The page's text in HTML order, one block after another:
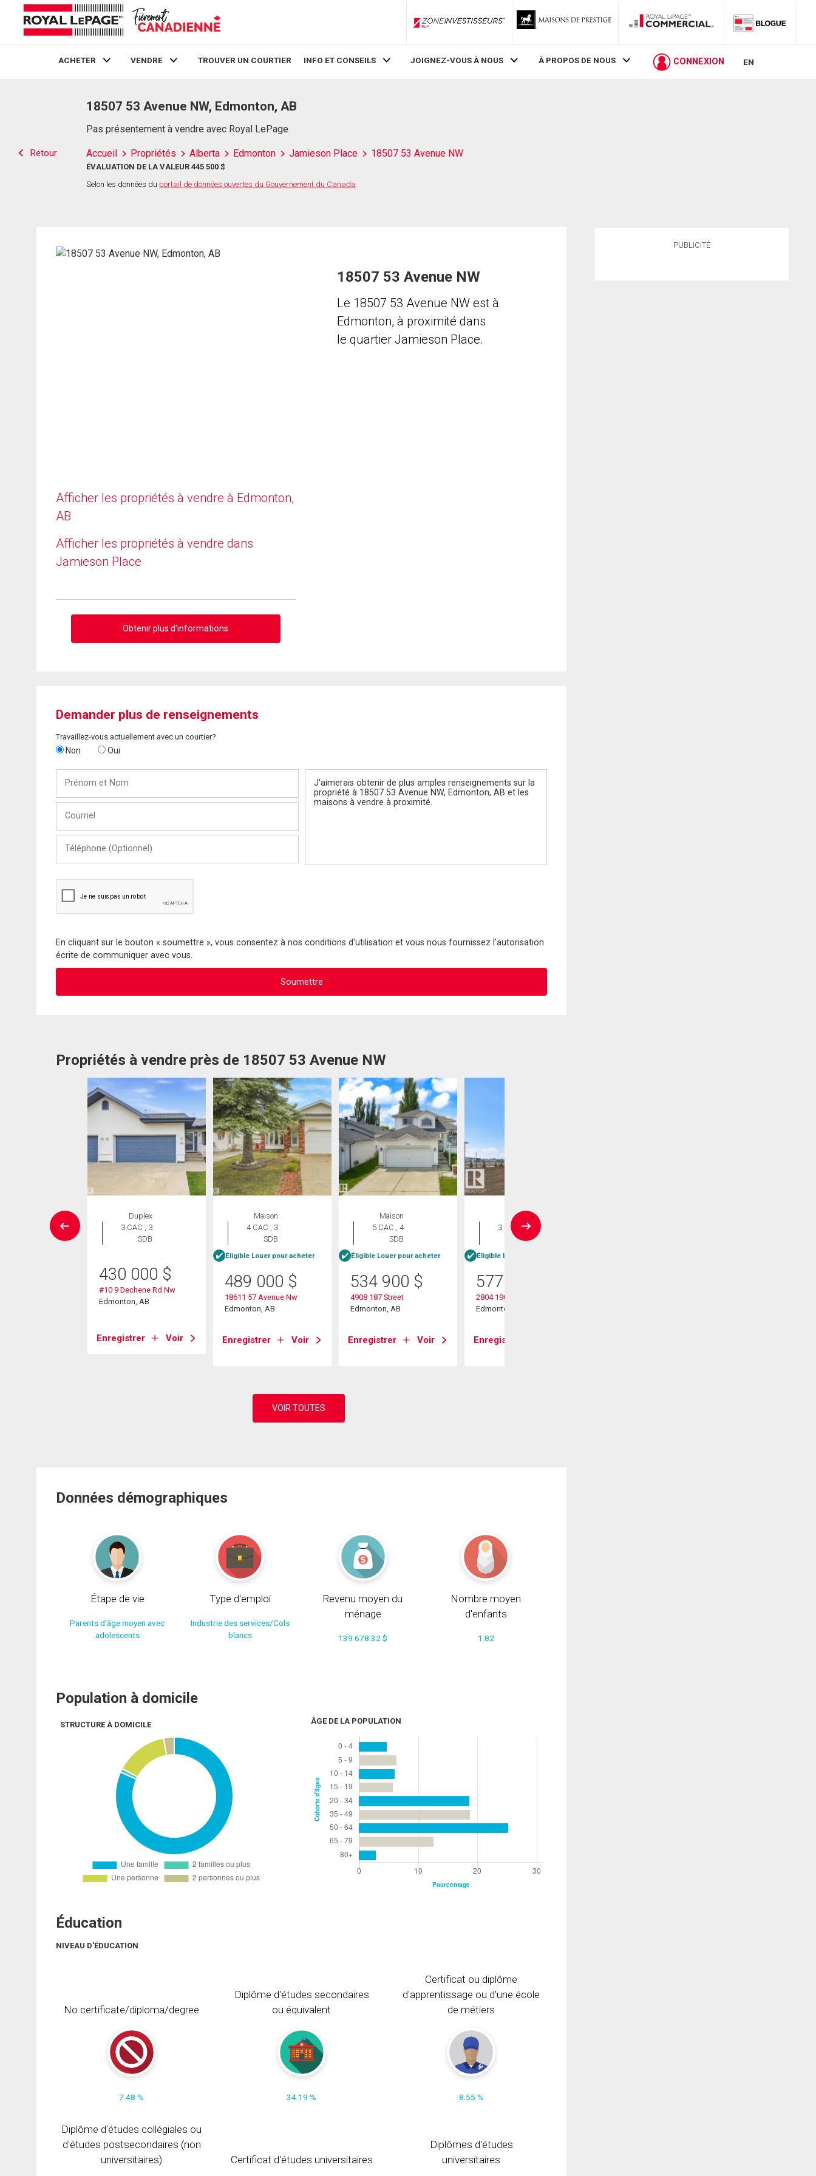
ZoneInvestisseurs RLP
ACHETER VENDRE TROUVER UN COURTIER INFO ET CONSEILS JOIGNEZ-VOUS À NOUS À PROPOS DE NOUS CONNEXION EN
Retour
18507 53 Avenue NW, Edmonton, AB
Pas présentement à vendre avec Royal LePage
Accueil Propriétés Alberta Edmonton Jamieson Place 18507 53 Avenue NW
ÉVALUATION DE LA VALEUR 445 500 $
Selon les données du portail de données ouvertes du Gouvernement du Canada
Afficher les propriétés à vendre à Edmonton,
AB
Afficher les propriétés à vendre dans
Jamieson Place
Obtenir plus d'informations
18507 53 Avenue NW
Le 18507 53 Avenue NW est à
Edmonton, à proximité dans
le quartier Jamieson Place.
Demander plus de renseignements
Travaillez-vous actuellement avec un courtier?
Non Oui
Nom
(Optionnel)
En cliquant sur le bouton « soumettre », vous consentez à nos conditions d'utilisation et vous nous fournissez l'autorisation
écrite de communiquer avec vous.
Propriétés à vendre près de 18507 53 Avenue NW
Duplex
3 CAC , 3
SDB
430 000 $
#10 9 Dechene Rd Nw
Edmonton, AB
Enregistrer Voir
Maison
4 CAC , 3
SDB
Éligible Louer pour acheter
489 000 $
18611 57 Avenue Nw
Edmonton, AB
Enregistrer Voir
Maison
5 CAC , 4
SDB
Éligible Louer pour acheter
534 900 $
4908 187 Street
Edmonton, AB
Enregistrer Voir
Maison
3 CAC , 3
SDB
Éligible Louer pour acheter
577 600
2804 190 Street Nw
Edmonton, AB
Enregistrer
Données démographiques
Étape de vie
Parents d'âge moyen avec
adolescents
Type d'emploi
Industrie des services/Cols
blancs
Revenu moyen du
ménage
139 678.32 $
Nombre moyen
d'enfants
1.82
Population à domicile
STRUCTURE À DOMICILE ÂGE DE LA POPULATION
Éducation
NIVEAU D'ÉDUCATION
No certificate/diploma/degree
7.48 %
Diplôme d'études secondaires
ou équivalent
34.19 %
Certificat ou diplôme
d'apprentissage ou d'une école
de métiers
8.55 %
Diplôme d'études collégiales ou
d'études postsecondaires (non
universitaires)
Certificat d'études universitaires
Diplômes d'études
universitaires
PUBLICITÉ